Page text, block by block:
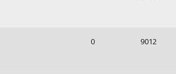
0 9012